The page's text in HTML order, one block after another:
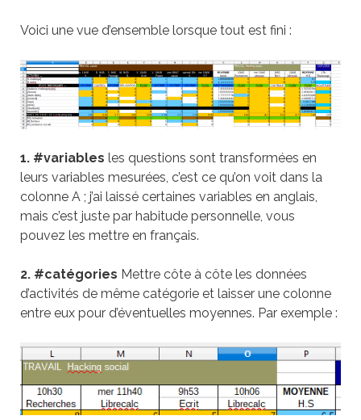
Voici une vue d’ensemble lorsque tout est fini :
1. #variables les questions sont transformées en
leurs variables mesurées, c’est ce qu’on voit dans la
colonne A ; j’ai laissé certaines variables en anglais,
mais c’est juste par habitude personnelle, vous
pouvez les mettre en français.
2. #catégories Mettre côte à côte les données
d’activités de même catégorie et laisser une colonne
entre eux pour d’éventuelles moyennes. Par exemple :